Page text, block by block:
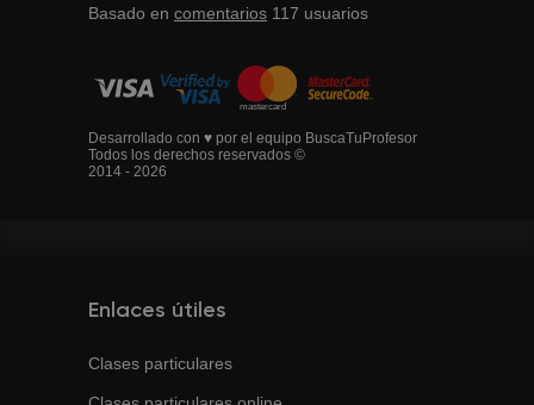
Basado en comentarios 117 usuarios
Desarrollado con ♥ por el equipo BuscaTuProfesor
Todos los derechos reservados ©
2014 - 2026
Enlaces útiles
Clases particulares